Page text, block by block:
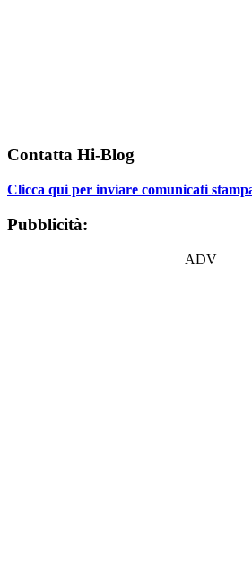
Contatta Hi-Blog
Clicca qui per inviare comunicati
Pubblicità:
ADV